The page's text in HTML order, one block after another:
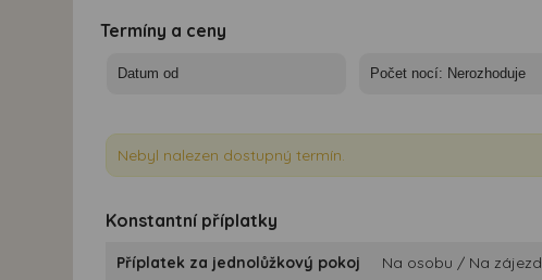
Termíny a ceny
Nebyl nalezen dostupný termín.
Konstantní příplatky
Příplatek za jednolůžkový pokoj Na osobu / Na zájezd